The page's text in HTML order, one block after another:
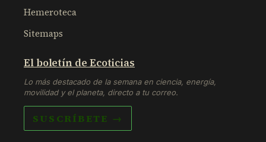
Hemeroteca
Sitemaps
El boletín de Ecoticias
Lo más destacado de la semana en ciencia, energía,
movilidad y el planeta, directo a tu correo.
SUSCRÍBETE →